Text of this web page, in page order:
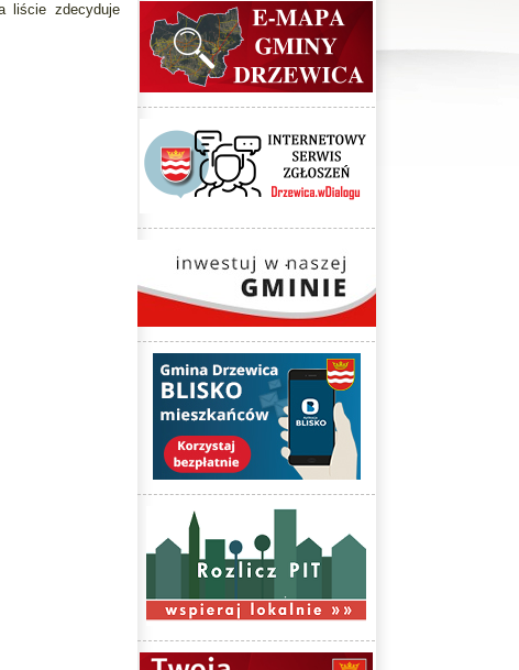
liście zdecyduje